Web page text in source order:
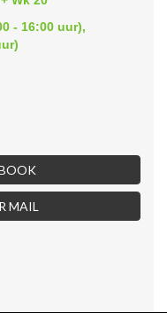
- 16:00 uur),
MAIL